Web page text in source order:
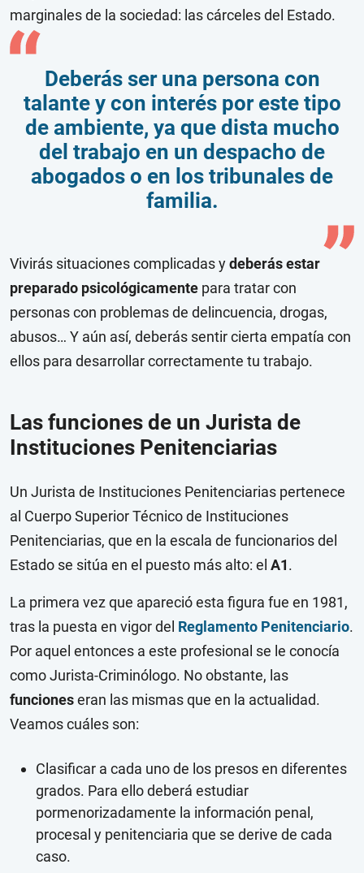
marginales de la sociedad: las cárceles del Estado.
Deberás ser una persona con
talante y con interés por este tipo
de ambiente, ya que dista mucho
del trabajo en un despacho de
abogados o en los tribunales de
familia.
Vivirás situaciones complicadas ydeberás estar
preparado psicológicamente para tratar con
personas con problemas de delincuencia, drogas,
abusos… Y aún así, deberás sentir cierta empatía con
ellos para desarrollar correctamente tu trabajo.
Las funciones de un Jurista de
Instituciones Penitenciarias
Un Jurista de Instituciones Penitenciarias pertenece
al Cuerpo Superior Técnico de Instituciones
Penitenciarias, que en la escala de funcionarios del
Estado se sitúa en el puesto más alto: el A1.
La primera vez que apareció esta figura fue en 1981,
tras la puesta en vigor del Reglamento Penitenciario.
Por aquel entonces a este profesional se le conocía
como Jurista-Criminólogo. No obstante, las
funcioneseran las mismas que en la actualidad.
Veamos cuáles son:
Clasificar a cada uno de los presos en diferentes
grados. Para ello deberá estudiar
pormenorizadamente la información penal,
procesal y penitenciaria que se derive de cada
caso.